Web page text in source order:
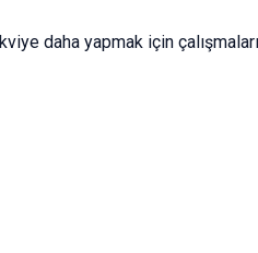
daha yapmak için